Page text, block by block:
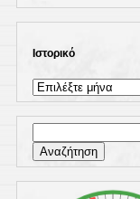
Ιστορικό
Ιστορικό
για: